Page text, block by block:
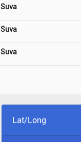
Suva
Suva
Suva
Lat/Long